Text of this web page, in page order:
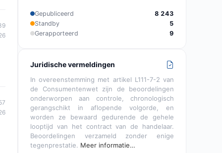
Gepubliceerd
8 243
Standby
5
Gerapporteerd
9
Juridische vermeldingen
In overeenstemming met artikel L111-7-2 van
de Consumentenwet zijn de beoordelingen
onderworpen aan controle, chronologisch
gerangschikt in aflopende volgorde, en
worden ze bewaard gedurende de gehele
looptijd van het contract van de handelaar.
Beoordelingen verzameld zonder enige
tegenprestatie. Meer informatie…